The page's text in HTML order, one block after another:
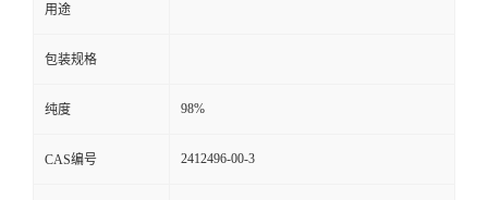
用途
包装规格
纯度 98%
CAS编号 2412496-00-3